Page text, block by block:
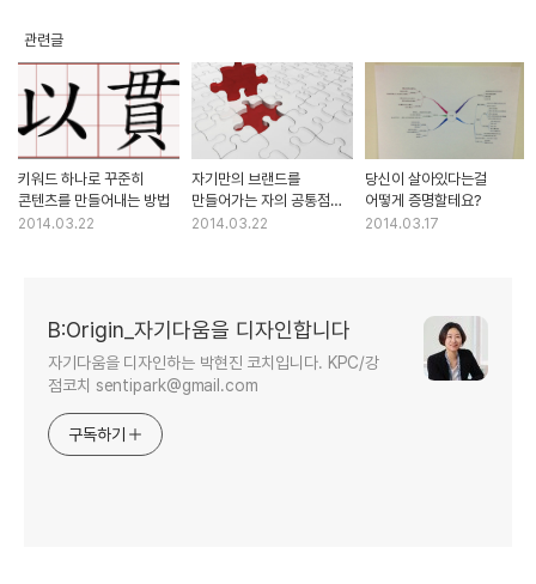
관련글
키워드 하나로 꾸준히
콘텐츠를 만들어내는 방법
2014.03.22
자기만의 브랜드를
만들어가는 자의 공통점
4가지
2014.03.22
당신이 살아있다는걸
어떻게 증명할테요?
2014.03.17
B:Origin_자기다움을 디자인합니다
자기다움을 디자인하는 박현진 코치입니다. KPC/강
점코치 sentipark@gmail.com
구독하기